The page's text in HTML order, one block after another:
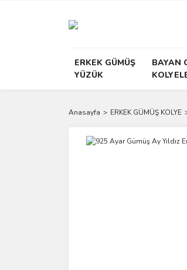
ERKEK GÜMÜŞ
YÜZÜK
BAYAN
Anasayfa ERKEK GÜMÜŞ KOLYE